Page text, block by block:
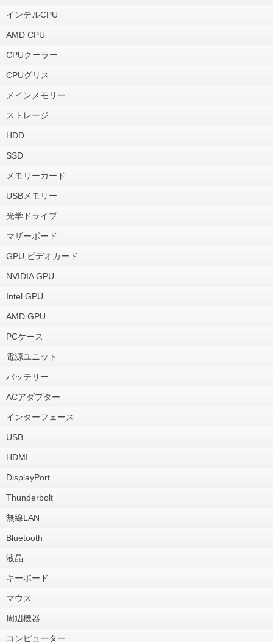
インテルCPU
AMD CPU
CPUクーラー
CPUグリス
メインメモリー
ストレージ
HDD
SSD
メモリーカード
USBメモリー
光学ドライブ
マザーボード
GPU,ビデオカード
NVIDIA GPU
Intel GPU
AMD GPU
PCケース
電源ユニット
バッテリー
ACアダプター
インターフェース
USB
HDMI
DisplayPort
Thunderbolt
無線LAN
Bluetooth
液晶
キーボード
マウス
周辺機器
コンピューター